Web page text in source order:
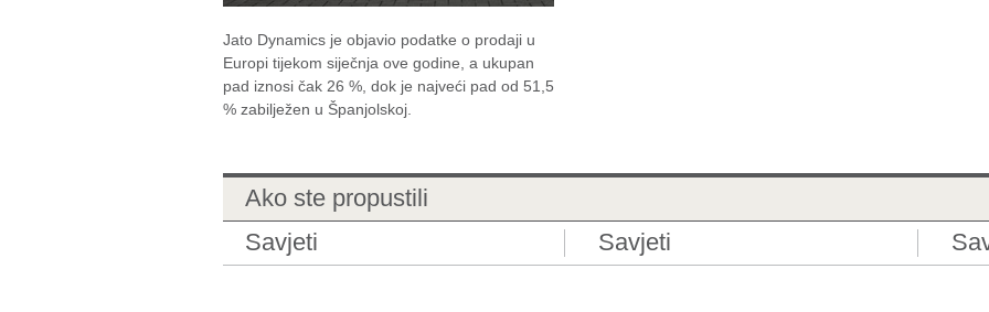
Jato Dynamics je objavio podatke o prodaji u
Europi tijekom siječnja ove godine, a ukupan
pad iznosi čak 26 %, dok je najveći pad od 51,5
% zabilježen u Španjolskoj.
Ako ste propustili
Savjeti
Savjeti